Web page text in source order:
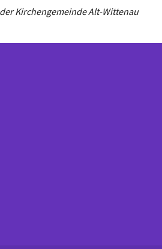
Kirchengemeinde Alt-Wittenau